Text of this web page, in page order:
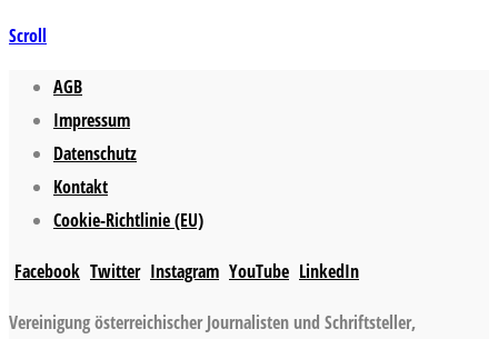
Scroll
AGB
Impressum
Datenschutz
Kontakt
Cookie-Richtlinie (EU)
Facebook Twitter Instagram YouTube LinkedIn
Vereinigung österreichischer Journalisten und Schriftsteller,